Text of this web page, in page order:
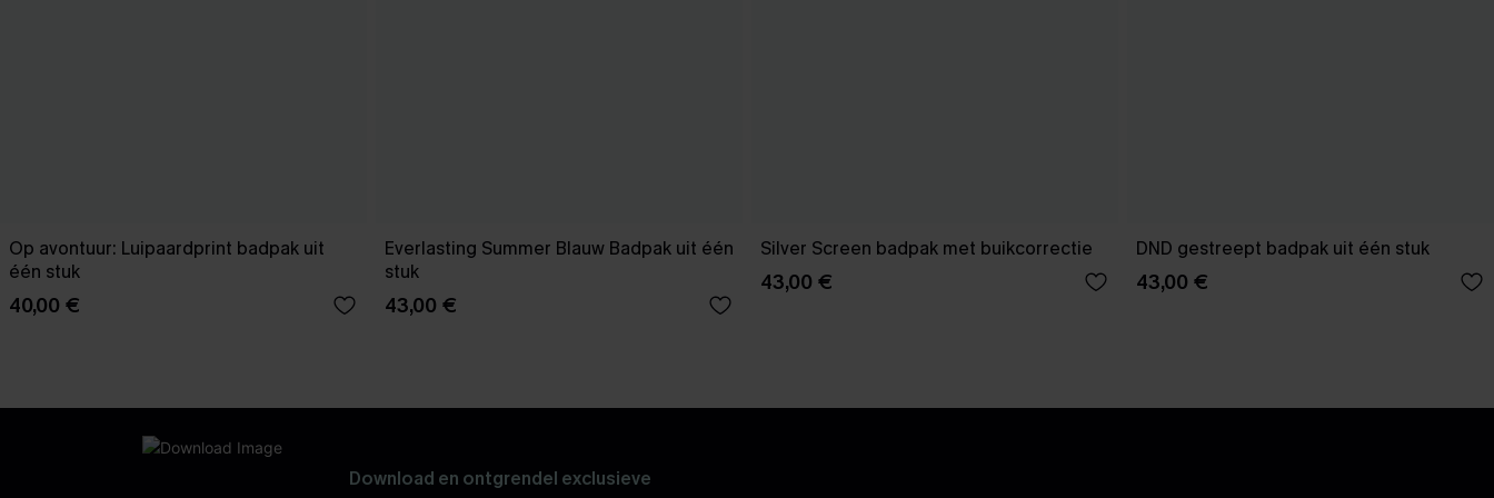
Op avontuur: Luipaardprint badpak uit
één stuk
40,00 €
Everlasting Summer Blauw Badpak uit één
stuk
43,00 €
Silver Screen badpak met buikcorrectie
43,00 €
DND gestreept badpak uit één stuk
43,00 €
Download en ontgrendel exclusieve